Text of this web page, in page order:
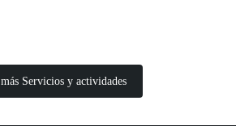
Servicios y actividades